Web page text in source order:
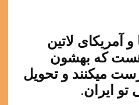
آمریکای لاتین
هست که بهشون
میکنند و تحویل
ایران.